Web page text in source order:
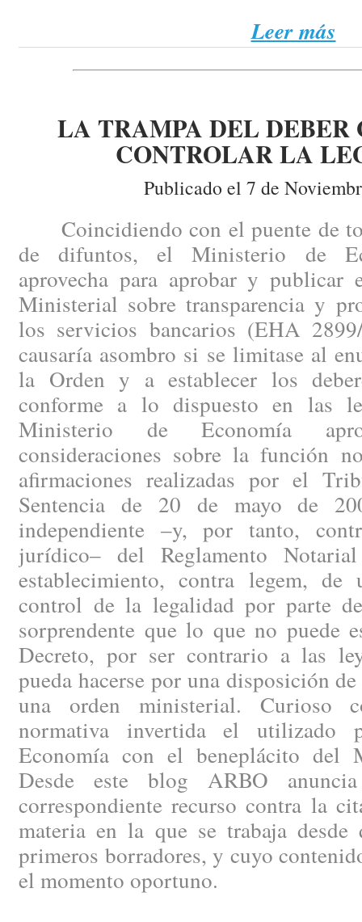
Leer más
LA TRAMPA DEL DEBER
CONTROLAR LA
Publicado el 7 de
Coincidiendo con el puente de
de difuntos, el Ministerio de
aprovecha para aprobar y
Ministerial sobre transparencia y
los servicios bancarios (EHA
causaría asombro si se limitase al
la Orden y a establecer los
conforme a lo dispuesto en las
Ministerio de Economía
consideraciones sobre la función
afirmaciones realizadas por el
Sentencia de 20 de mayo de
independiente –y, por tanto,
jurídico– del Reglamento
establecimiento, contra legem,
control de la legalidad por parte
sorprendente que lo que no puede
Decreto, por ser contrario a las
pueda hacerse por una disposición
una orden ministerial. Curioso
normativa invertida el
Economía con el beneplácito del
Desde este blog ARBO
correspondiente recurso contra la
materia en la que se trabaja
primeros borradores, y cuyo
el momento oportuno.